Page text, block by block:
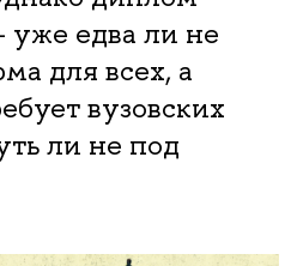
уже едва ли не
для всех, а
вузовских
ли не под